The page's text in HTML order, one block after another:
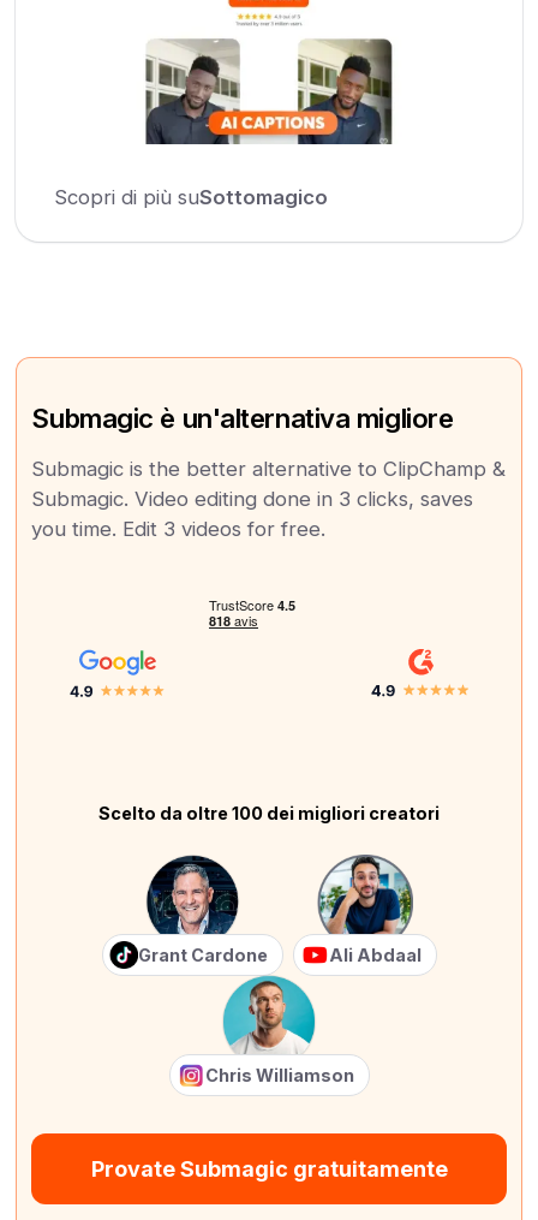
Scopri di più suSottomagico
Submagic è un'alternativa migliore
Submagic is the better alternative to ClipChamp &
Submagic. Video editing done in 3 clicks, saves
you time. Edit 3 videos for free.
Scelto da oltre 100 dei migliori creatori
Grant Cardone Ali Abdaal
Chris Williamson
Provate Submagic gratuitamente